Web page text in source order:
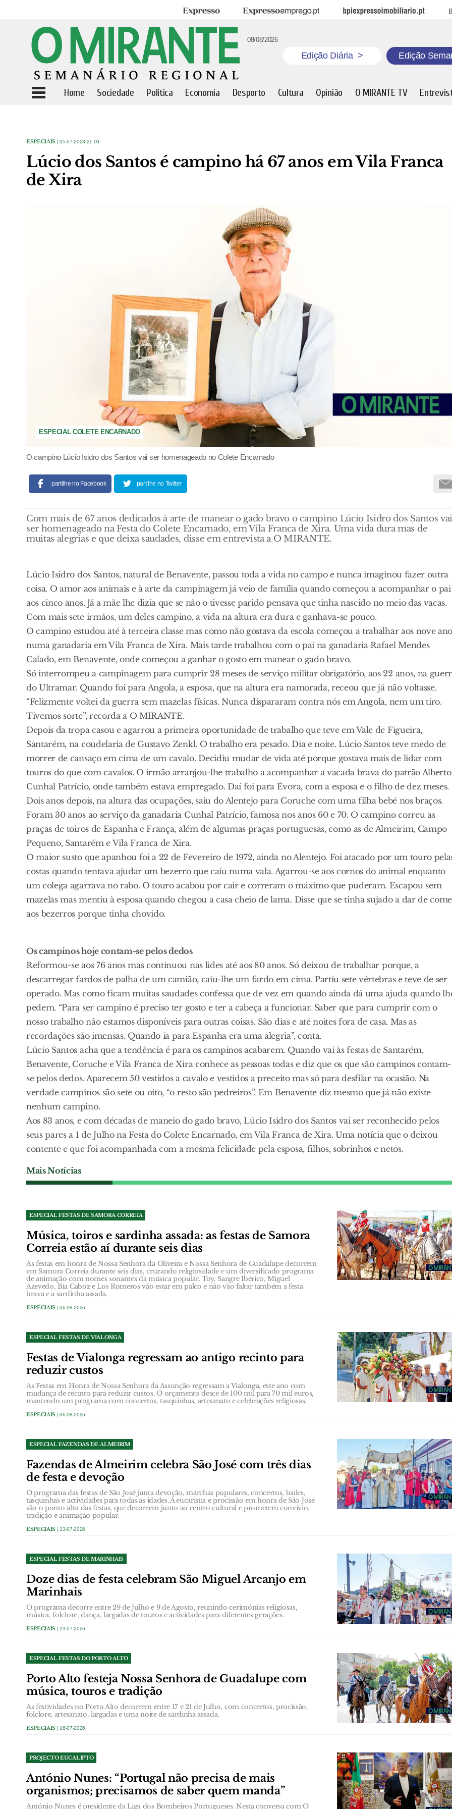
Expresso Expresso Emprego BPI Expresso Imobiliário
08/08/2026
Edição Diária > Edição
Home Sociedade Política Economia Desporto Cultura Opinião O MIRANTE TV
ESPECIAIS | 05-07-2023 21:00
Lúcio dos Santos é campino há 67 anos em Vila Franca
de Xira
ESPECIAL COLETE ENCARNADO
O campino Lúcio Isidro dos Santos vai ser homenageado no Colete Encarnado
partilhe no Facebook partilhe no Twitter
Com mais de 67 anos dedicados à arte de manear o gado bravo o campino Lúcio Isidro dos Santos vai
ser homenageado na Festa do Colete Encarnado, em Vila Franca de Xira. Uma vida dura mas de
muitas alegrias e que deixa saudades, disse em entrevista a O MIRANTE.
Lúcio Isidro dos Santos, natural de Benavente, passou toda a vida no campo e nunca imaginou fazer outra
coisa. O amor aos animais e à arte da campinagem já veio de família quando começou a acompanhar o pai
aos cinco anos. Já a mãe lhe dizia que se não o tivesse parido pensava que tinha nascido no meio das vacas.
Com mais sete irmãos, um deles campino, a vida na altura era dura e ganhava-se pouco.
O campino estudou até à terceira classe mas como não gostava da escola começou a trabalhar aos nove
numa ganadaria em Vila Franca de Xira. Mais tarde trabalhou com o pai na ganadaria Rafael Mendes
Calado, em Benavente, onde começou a ganhar o gosto em manear o gado bravo.
Só interrompeu a campinagem para cumprir 28 meses de serviço militar obrigatório, aos 22 anos, na
do Ultramar. Quando foi para Angola, a esposa, que na altura era namorada, receou que já não voltasse.
“Felizmente voltei da guerra sem mazelas físicas. Nunca dispararam contra nós em Angola, nem um tiro.
Tivemos sorte”, recorda a O MIRANTE.
Depois da tropa casou e agarrou a primeira oportunidade de trabalho que teve em Vale de Figueira,
Santarém, na coudelaria de Gustavo Zenkl. O trabalho era pesado. Dia e noite. Lúcio Santos teve medo de
morrer de cansaço em cima de um cavalo. Decidiu mudar de vida até porque gostava mais de lidar com
touros do que com cavalos. O irmão arranjou-lhe trabalho a acompanhar a vacada brava do patrão Alberto
Cunhal Patrício, onde também estava empregado. Daí foi para Évora, com a esposa e o filho de dez meses.
Dois anos depois, na altura das ocupações, saiu do Alentejo para Coruche com uma filha bebé nos braços.
Foram 30 anos ao serviço da ganadaria Cunhal Patrício, famosa nos anos 60 e 70. O campino correu as
praças de toiros de Espanha e França, além de algumas praças portuguesas, como as de Almeirim, Campo
Pequeno, Santarém e Vila Franca de Xira.
O maior susto que apanhou foi a 22 de Fevereiro de 1972, ainda no Alentejo. Foi atacado por um touro
costas quando tentava ajudar um bezerro que caiu numa vala. Agarrou-se aos cornos do animal enquanto
um colega agarrava no rabo. O touro acabou por cair e correram o máximo que puderam. Escapou sem
mazelas mas mentiu à esposa quando chegou a casa cheio de lama. Disse que se tinha sujado a dar de
aos bezerros porque tinha chovido.
Os campinos hoje contam-se pelos dedos
Reformou-se aos 76 anos mas continuou nas lides até aos 80 anos. Só deixou de trabalhar porque, a
descarregar fardos de palha de um camião, caiu-lhe um fardo em cima. Partiu sete vértebras e teve de ser
operado. Mas como ficam muitas saudades confessa que de vez em quando ainda dá uma ajuda quando
pedem. “Para ser campino é preciso ter gosto e ter a cabeça a funcionar. Saber que para cumprir com o
nosso trabalho não estamos disponíveis para outras coisas. São dias e até noites fora de casa. Mas as
recordações são imensas. Quando ia para Espanha era uma alegria”, conta.
Lúcio Santos acha que a tendência é para os campinos acabarem. Quando vai às festas de Santarém,
Benavente, Coruche e Vila Franca de Xira conhece as pessoas todas e diz que os que são campinos contam-
se pelos dedos. Aparecem 50 vestidos a cavalo e vestidos a preceito mas só para desfilar na ocasião. Na
verdade campinos são sete ou oito, “o resto são pedreiros”. Em Benavente diz mesmo que já não existe
nenhum campino.
Aos 83 anos, e com décadas de maneio do gado bravo, Lúcio Isidro dos Santos vai ser reconhecido pelos
seus pares a 1 de Julho na Festa do Colete Encarnado, em Vila Franca de Xira. Uma notícia que o deixou
contente e que foi acompanhada com a mesma felicidade pela esposa, filhos, sobrinhos e netos.
Mais Notícias
ESPECIAL FESTAS DE SAMORA CORREIA
Música, toiros e sardinha assada: as festas de Samora
Correia estão aí durante seis dias
As festas em honra de Nossa Senhora da Oliveira e Nossa Senhora de Guadalupe decorrem
em Samora Correia durante seis dias, cruzando religiosidade e um diversificado programa
de animação com nomes sonantes da música popular. Toy, Sangre Ibérico, Miguel
Azevedo, Bia Caboz e Los Romeros vão estar em palco e não vão faltar também a festa
brava e a sardinha assada.
ESPECIAIS | 06-08-2026
ESPECIAL FESTAS DE VIALONGA
Festas de Vialonga regressam ao antigo recinto para
reduzir custos
As Festas em Honra de Nossa Senhora da Assunção regressam a Vialonga, este ano com
mudança de recinto para reduzir custos. O orçamento desce de 100 mil para 70 mil euros,
mantendo um programa com concertos, tasquinhas, artesanato e celebrações religiosas.
ESPECIAIS | 06-08-2026
ESPECIAL FAZENDAS DE ALMEIRIM
Fazendas de Almeirim celebra São José com três dias
de festa e devoção
O programa das festas de São José junta devoção, marchas populares, concertos, bailes,
tasquinhas e actividades para todas as idades. A eucaristia e procissão em honra de São José
são o ponto alto das festas, que decorrem junto ao centro cultural e prometem convívio,
tradição e animação popular.
ESPECIAIS | 23-07-2026
ESPECIAL FESTAS DE MARINHAIS
Doze dias de festa celebram São Miguel Arcanjo em
Marinhais
O programa decorre entre 29 de Julho e 9 de Agosto, reunindo cerimónias religiosas,
música, folclore, dança, largadas de touros e actividades para diferentes gerações.
ESPECIAIS | 23-07-2026
ESPECIAL FESTAS DO PORTO ALTO
Porto Alto festeja Nossa Senhora de Guadalupe com
música, touros e tradição
As festividades no Porto Alto decorrem entre 17 e 21 de Julho, com concertos, procissão,
folclore, artesanato, largadas e uma noite de sardinha assada.
ESPECIAIS | 16-07-2026
PROJECTO EUCALIPTO
António Nunes: “Portugal não precisa de mais
organismos; precisamos de saber quem manda”
António Nunes é presidente da Liga dos Bombeiros Portugueses. Nesta conversa com O